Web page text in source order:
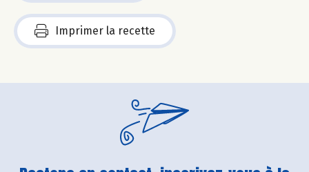
Imprimer la recette